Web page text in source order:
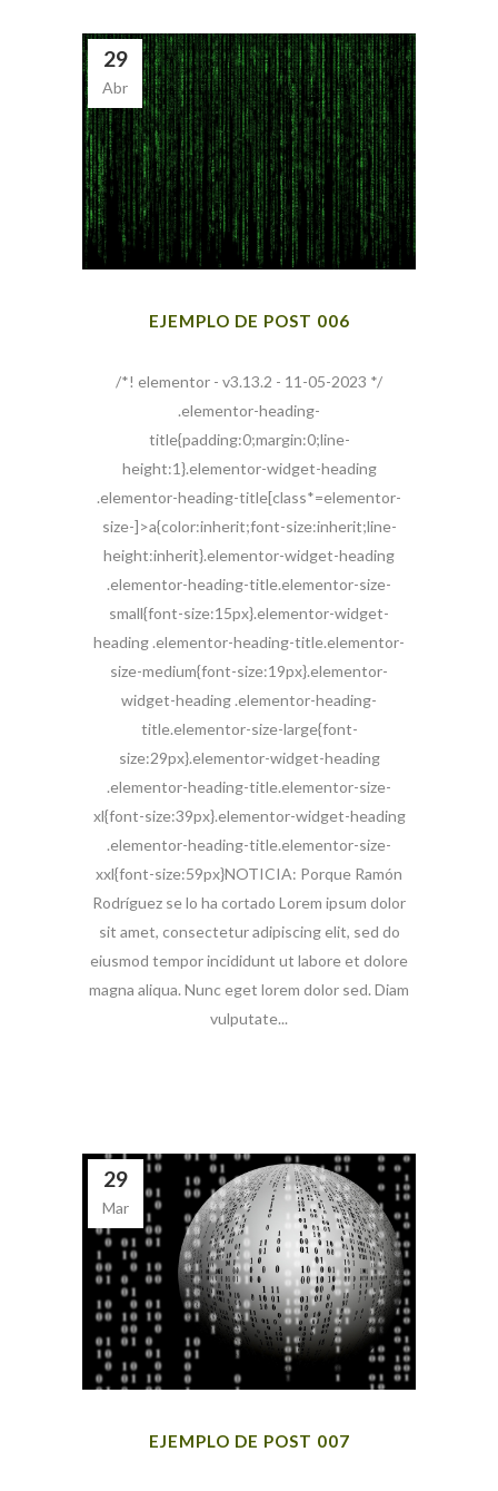
29
Abr
EJEMPLO DE POST 006
/*! elementor - v3.13.2 - 11-05-2023 */
.elementor-heading-
title{padding:0;margin:0;line-
height:1}.elementor-widget-heading
.elementor-heading-title[class*=elementor-
size-]>a{color:inherit;font-size:inherit;line-
height:inherit}.elementor-widget-heading
.elementor-heading-title.elementor-size-
small{font-size:15px}.elementor-widget-
heading .elementor-heading-title.elementor-
size-medium{font-size:19px}.elementor-
widget-heading .elementor-heading-
title.elementor-size-large{font-
size:29px}.elementor-widget-heading
.elementor-heading-title.elementor-size-
xl{font-size:39px}.elementor-widget-heading
.elementor-heading-title.elementor-size-
xxl{font-size:59px}NOTICIA: Porque Ramón
Rodríguez se lo ha cortado Lorem ipsum dolor
sit amet, consectetur adipiscing elit, sed do
eiusmod tempor incididunt ut labore et dolore
magna aliqua. Nunc eget lorem dolor sed. Diam
vulputate...
29
Mar
EJEMPLO DE POST 007